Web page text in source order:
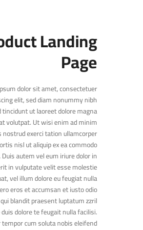
Landing
Page
dolor sit amet, consectetuer
elit, sed diam nonummy nibh
tincidunt ut laoreet dolore magna
volutpat. Ut wisi enim ad minim
nostrud exerci tation ullamcorper
nisl ut aliquip ex ea commodo
autem vel eum iriure dolor in
in vulputate velit esse molestie
vel illum dolore eu feugiat nulla
eros et accumsan et iusto odio
blandit praesent luptatum zzril
dolore te feugait nulla facilisi.
tempor cum soluta nobis eleifend